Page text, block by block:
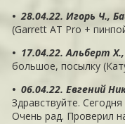
• 28.04.22. Игорь Ч.,
(Garrett AT Pro +
• 17.04.22. Альберт
большое, посылку
• 06.04.22. Евгений
Здравствуйте.
Очень рад. Проверил